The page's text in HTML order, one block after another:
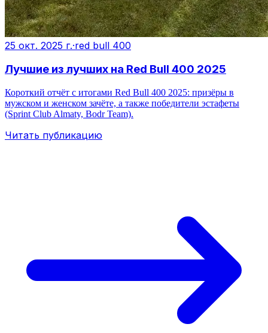
25 окт. 2025 г.·red bull 400
Лучшие из лучших на Red Bull 400 2025
Короткий отчёт с итогами Red Bull 400 2025: призёры в
мужском и женском зачёте, а также победители эстафеты
(Sprint Club Almaty, Bodr Team).
Читать публикацию